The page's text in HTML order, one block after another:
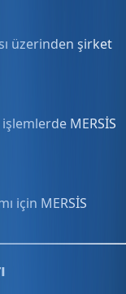
üzerinden şirket
MERSİS
için MERSİS